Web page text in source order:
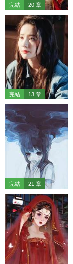
完結 20 章
完結 13 章
完結 21 章